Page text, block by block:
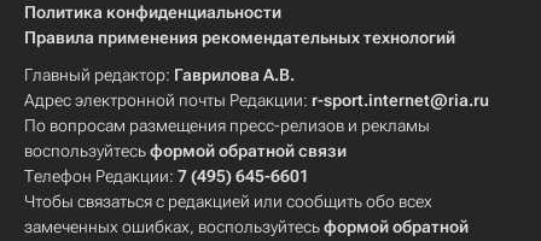
Политика конфиденциальности
Правила применения рекомендательных технологий
Главный редактор: Гаврилова А.В.
Адрес электронной почты Редакции: r-sport.internet@ria.ru
По вопросам размещения пресс-релизов и рекламы
воспользуйтесьформой обратной связи
Телефон Редакции: 7 (495) 645-6601
Чтобы связаться с редакцией или сообщить обо всех
замеченных ошибках, воспользуйтесьформой обратной